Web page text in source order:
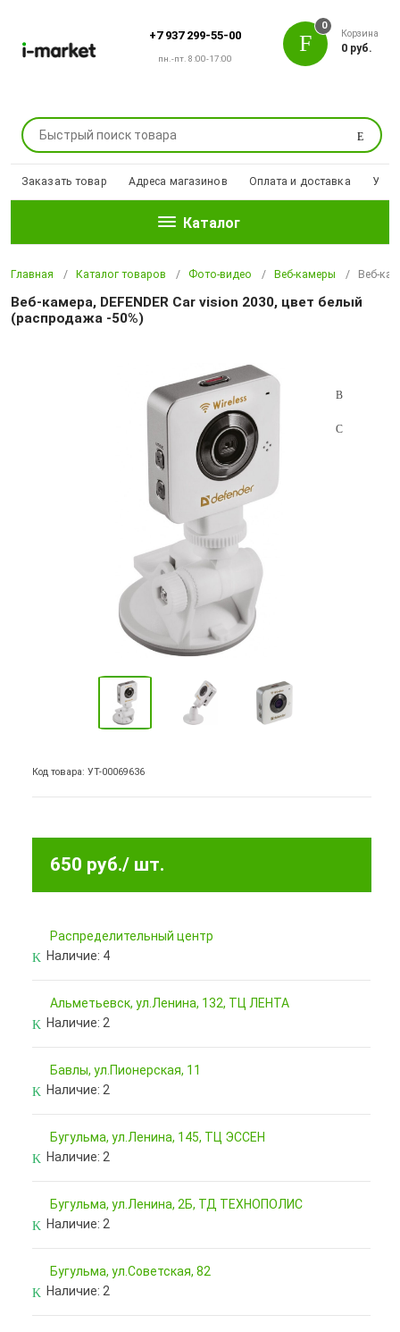
+7 937 299-55-00
пн.-пт. 8:00-17:00
Поиск
0
Корзина
0 руб.
Заказать товар Адреса магазинов Оплата и доставка
Каталог
Главная Каталог товаров Фото-видео Веб-камеры Веб-
Веб-камера, DEFENDER Car vision 2030, цвет белый
(распродажа -50%)
Код товара: УТ-00069636
650 руб./ шт.
Pаспределительный центр
Наличие: 4
Альметьевск, ул.Ленина, 132, ТЦ ЛЕНТА
Наличие: 2
Бавлы, ул.Пионерская, 11
Наличие: 2
Бугульма, ул.Ленина, 145, ТЦ ЭССЕН
Наличие: 2
Бугульма, ул.Ленина, 2Б, ТД ТЕХНОПОЛИС
Наличие: 2
Бугульма, ул.Советская, 82
Наличие: 2